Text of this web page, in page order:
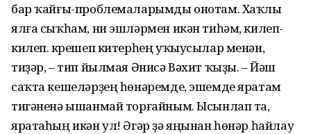
бар ҡайғы-проблемаларымды онотам. Хаҡлы
ялға сыҡһам, ни эшләрмен икән тиһәм, килеп-
килеп. күрешеп китерһең уҡыусылар менән,
тиҙәр, – тип йылмая Әнисә Вәхит ҡыҙы. – Йәш
саҡта кешеләрҙең һөнәремде, эшемде яратам
тигәненә ышанмай торғайным. Ысынлап та,
яратаһың икән ул! Әгәр ҙә яңынан һөнәр һайлау